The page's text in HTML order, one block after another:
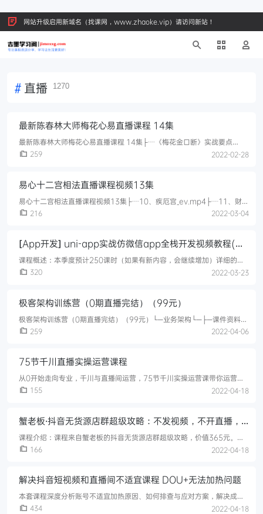
网站升级启用新域名（找课网，www.zhaoke.vip）请访问新站！
# 直播 1270
最新陈春林大师梅花心易直播课程 14集
最新陈春林大师梅花心易直播课程 14集├┈《梅花金口断》实战要点
..mp4├┈《梅花易数》后天时方..mp4├┈梅花心易｜卦象和风水之间的
花心易㈡｜学科的研究方向+现场答疑..mp4├┈梅花心易㈣｜读象法的应
259 2022-02-28
易心十二宫相法直播课程视频13集
易心十二宫相法直播课程视频13集├┈10、疾厄宫_ev.mp4├┈11、财帛
宫.mp4├┈12、奴仆宫_ev.mp4├┈13、福德宫.mp4├┈1、课程介
216 2022-03-04
[App开发] uni-app实战仿微信app全栈开发视频教程(社
区交友+商城+即时通讯+点播+直播+网盘等）
课程概述：本季度预计250课时（如果有新内容，会继续增加）详细的
uniapp实战开发app小程序课程，7大实战开发案例（社区交友，商城，
能，并且开启nvue的uni-app模式，兼容Android、iOS和小程序端。后
320 2022-03-23
极客架构训练营（0期直播完结）（99元）
极客架构训练营（0期直播完结）（99元）└─业务架构└─├─课件资料
└─│ ├┈架构实战营 模块1 课后作业_.pdf└─│ ├┈架构实战营模块1第1
复杂度架构设计_.pdf└─│ ├┈架构实战营模块1第4课 - 如何做好架构设
259 2022-04-06
75节千川直播实操运营课程
从0开始走向专业，千川与直播间运营，75节千川实操运营课带你运营抖
音小店、涨粉、爆款的选择、定向推广、直播推荐、图文计划，解锁更多
155 2022-04-18
蟹老板·抖音无货源店群超级攻略：不发视频，不开直播，
只玩转店铺自身流量
课程介绍：课程来自蟹老板的抖音无货源店群超级攻略，价值365元。不
发视频，不开直播，只玩转店铺自身流量，主要是：精选联盟、猜你喜
来.mp402.什么是小店无货源模式.mp403.一个人能开几个店.mp404.抖
166 2022-04-18
解决抖音短视频和直播间不适宜课程 DOU+无法加热问题
本套课程深度分析账号不适宜加热原因、如何排查与应对方案，解决成功
率达不到100%，只要不是小黑屋账号，解决成功率均高于90%课程目
434 2022-04-18